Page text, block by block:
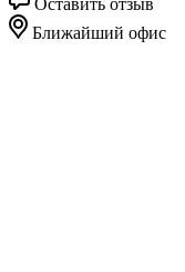
Ближайший офис